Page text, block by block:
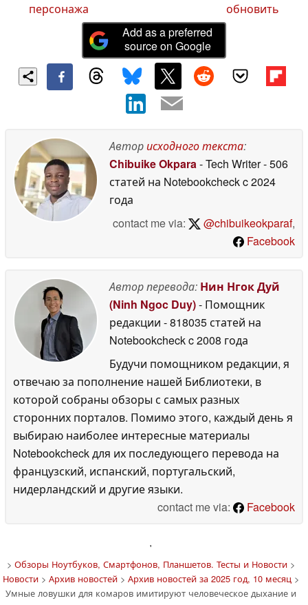
персонажа
обновить
Add as a preferred
source on Google
Авторисходного текста:
Chibuike Okpara - Tech Writer- 506
статей на Notebookcheckc 2024
года
contact me via:
@chibuikeokparaf,
Facebook
Автор перевода: Нин Нгок Дуй
(Ninh Ngoc Duy)- Помощник
редакции - 818035 статей на
Notebookcheckc 2008 года
Будучи помощником редакции, я
отвечаю за пополнение нашей Библиотеки, в
которой собраны обзоры с самых разных
сторонних порталов. Помимо этого, каждый день я
выбираю наиболее интересные материалы
Notebookcheck для их последующего перевода на
французский, испанский, португальский,
нидерландский и другие языки.
contact me via:
Facebook
'
> Обзоры Ноутбуков, Смартфонов, Планшетов. Тесты и Новости>
Новости> Архив новостей> Архив новостей за 2025 год, 10 месяц >
Умные ловушки для комаров имитируют человеческое дыхание и